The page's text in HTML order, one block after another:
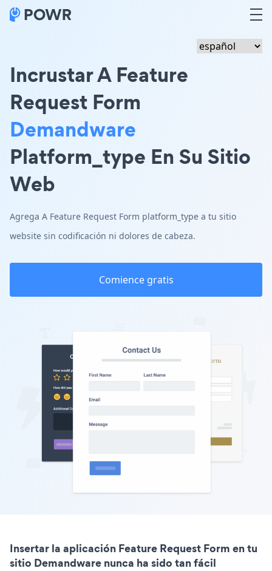
Incrustar A Feature
Request Form
Demandware
Platform_type En Su Sitio
Web
Agrega A Feature Request Form platform_type a tu sitio
website sin codificación ni dolores de cabeza.
Comience gratis
Insertar la aplicación Feature Request Form en tu
sitio Demandware nunca ha sido tan fácil